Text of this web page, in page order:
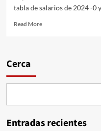
tabla de salarios de 2024 -0
Read More
Cerca
Entradas recientes